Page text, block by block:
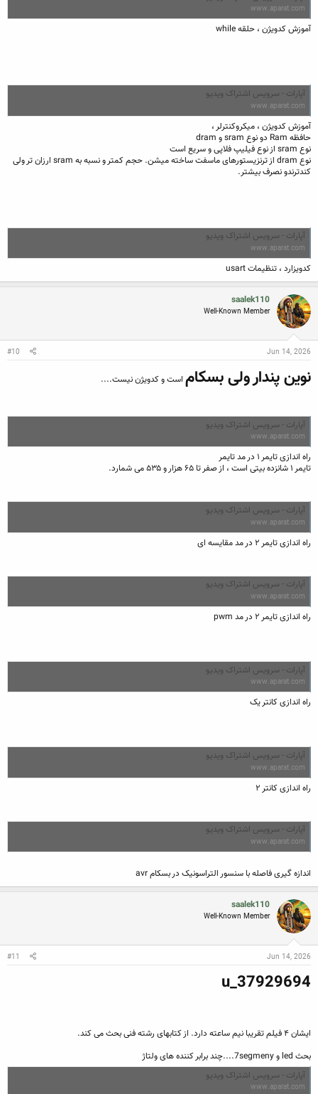
www.aparat.com
آموزش کدویژن ، حلقه while
آپارات - سرویس اشتراک ویدیو
www.aparat.com
آموزش کدویژن ، میکروکنترلر ،
حافظه Ram دو نوع sram و dram
نوع sram از نوع فیلیپ فلاپی و سریع است
نوع dram از ترنزیستورهای ماسفت ساخته میشن. حجم کمتر و نسبه به sram ارزان تر ولی
کندترندو نصرف بیشتر.
آپارات - سرویس اشتراک ویدیو
www.aparat.com
کدویزارد ، تنظیمات usart
saalek110
Well-Known Member
Jun 14, 2026
#10
نوین پندار ولی بسکام است و کدویژن نیست....
آپارات - سرویس اشتراک ویدیو
www.aparat.com
راه اندازی تایمر ۱ در مد تایمر
تایمر ۱ شانزده بیتی است ، از صفر تا ۶۵ هزار و ۵۳۵ می شمارد.
آپارات - سرویس اشتراک ویدیو
www.aparat.com
راه اندازی تایمر ۲ در مد مقایسه ای
آپارات - سرویس اشتراک ویدیو
www.aparat.com
راه اندازی تایمر ۲ در مد pwm
آپارات - سرویس اشتراک ویدیو
www.aparat.com
راه اندازی کانتر یک
آپارات - سرویس اشتراک ویدیو
www.aparat.com
راه اندازی کانتر ۲
آپارات - سرویس اشتراک ویدیو
www.aparat.com
اندازه گیری فاصله با سنسور التراسونیک در بسکام avr
saalek110
Well-Known Member
Jun 14, 2026
#11
u_37929694
ایشان ۴ فیلم تقریبا نیم ساعته دارد. از کتابهای رشته فنی بحث می کند.
بحث led و 7segmeny....چند برابر کننده های ولتاژ
آپارات - سرویس اشتراک ویدیو
www.aparat.com